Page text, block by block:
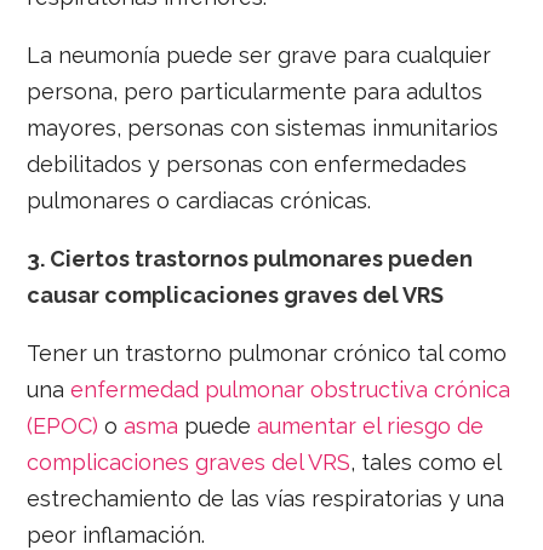
La neumonía puede ser grave para cualquier
persona, pero particularmente para adultos
mayores, personas con sistemas inmunitarios
debilitados y personas con enfermedades
pulmonares o cardiacas crónicas.
3. Ciertos trastornos pulmonares pueden
causar complicaciones graves del VRS
Tener un trastorno pulmonar crónico tal como
unaenfermedad pulmonar obstructiva crónica
(EPOC) oasma puedeaumentar el riesgo de
complicaciones graves del VRS, tales como el
estrechamiento de las vías respiratorias y una
peor inflamación.